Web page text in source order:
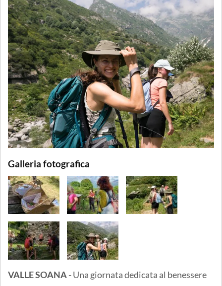
Galleria fotografica
VALLE SOANA -Una giornata dedicata al benessere